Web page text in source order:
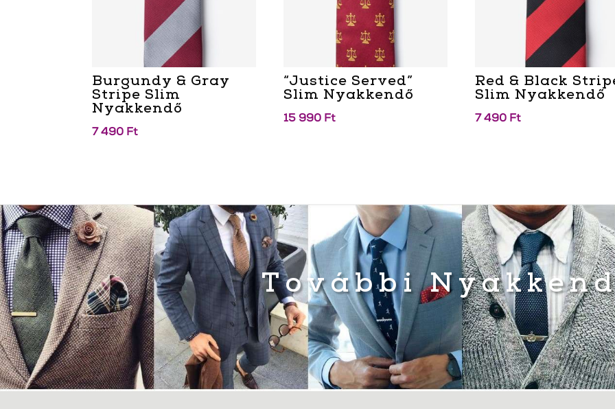
Burgundy & Gray
Stripe Slim
Nyakkendő
7 490 Ft
“Justice Served”
Slim Nyakkendő
15 990 Ft
Red & Black
Slim Nyakkendő
7 490 Ft
További